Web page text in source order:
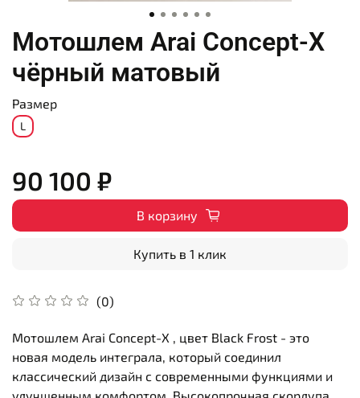
Мотошлем Arai Concept-X
чёрный матовый
(0)
Размер
L
90 100 ₽
В корзину
Купить в 1 клик
Мотошлем Arai Concept-X , цвет Black Frost - это
новая модель интеграла, который соединил
классический дизайн с современными функциями и